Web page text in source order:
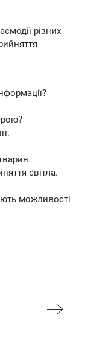
різних
світла.
можливості